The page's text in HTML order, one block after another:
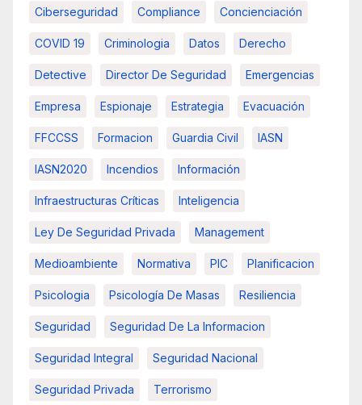
Ciberseguridad Compliance Concienciación
COVID 19 Criminologia Datos Derecho
Detective Director De Seguridad Emergencias
Empresa Espionaje Estrategia Evacuación
FFCCSS Formacion Guardia Civil IASN
IASN2020 Incendios Información
Infraestructuras Críticas Inteligencia
Ley De Seguridad Privada Management
Medioambiente Normativa PIC Planificacion
Psicologia Psicología De Masas Resiliencia
Seguridad Seguridad De La Informacion
Seguridad Integral Seguridad Nacional
Seguridad Privada Terrorismo